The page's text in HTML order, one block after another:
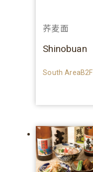
荞麦面
Shinobuan
South AreaB2F